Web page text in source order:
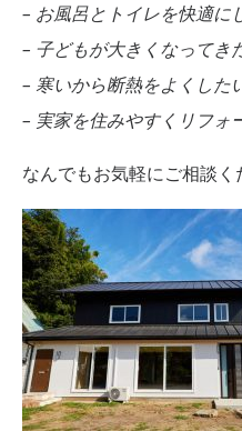
– お風呂とトイレを快適に
– 子どもが大きくなってき
– 寒いから断熱をよくした
– 実家を住みやすくリフォ
なんでもお気軽にご相談く